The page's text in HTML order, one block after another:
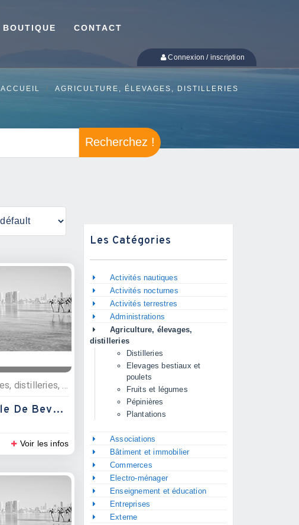
BOUTIQUE CONTACT
Connexion / inscription
ACCUEIL AGRICULTURE, ÉLEVAGES, DISTILLERIES
Recherchez !
Agriculture, élevages, distilleries, Plantations
Société Agricole De Bevoay
Voir les infos
Les Catégories
Activités nautiques
Activités nocturnes
Activités terrestres
Administrations
Agriculture, élevages,
distilleries
Distilleries
Elevages bestiaux et
poulets
Fruits et légumes
Pépinières
Plantations
Associations
Bâtiment et immobilier
Commerces
Electro-ménager
Enseignement et éducation
Entreprises
Externe